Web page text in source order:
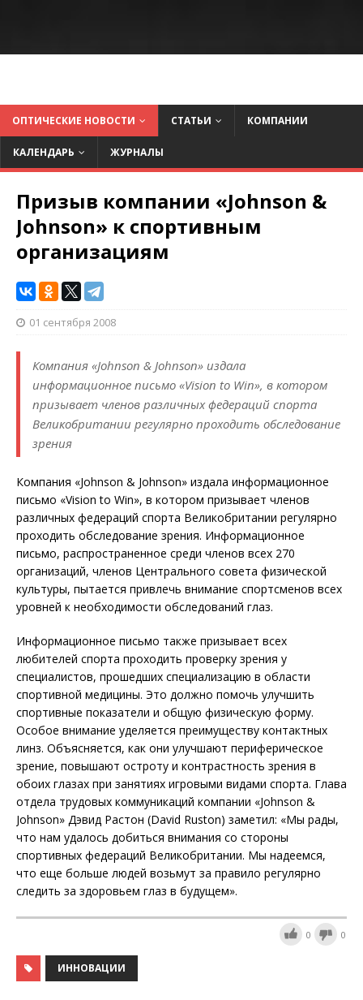
ОПТИЧЕСКИЕ НОВОСТИ СТАТЬИ КОМПАНИИ
КАЛЕНДАРЬ ЖУРНАЛЫ
Призыв компании «Johnson &
Johnson» к спортивным
организациям
01 сентября 2008
Компания «Johnson & Johnson» издала
информационное письмо «Vision to Win», в котором
призывает членов различных федераций спорта
Великобритании регулярно проходить обследование
зрения
Компания «Johnson & Johnson» издала информационное
письмо «Vision to Win», в котором призывает членов
различных федераций спорта Великобритании регулярно
проходить обследование зрения. Информационное
письмо, распространенное среди членов всех 270
организаций, членов Центрального совета физической
культуры, пытается привлечь внимание спортсменов всех
уровней к необходимости обследований глаз.
Информационное письмо также призывает всех
любителей спорта проходить проверку зрения у
специалистов, прошедших специализацию в области
спортивной медицины. Это должно помочь улучшить
спортивные показатели и общую физическую форму.
Особое внимание уделяется преимуществу контактных
линз. Объясняется, как они улучшают периферическое
зрение, повышают остроту и контрастность зрения в
обоих глазах при занятиях игровыми видами спорта. Глава
отдела трудовых коммуникаций компании «Johnson &
Johnson» Дэвид Растон (David Ruston) заметил: «Мы рады,
что нам удалось добиться внимания со стороны
спортивных федераций Великобритании. Мы надеемся,
что еще больше людей возьмут за правило регулярно
следить за здоровьем глаз в будущем».
0 0
ИННОВАЦИИ